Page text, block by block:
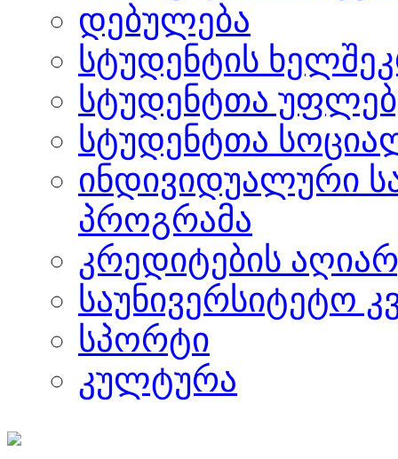
დებულება
სტუდენტის
სტუდენტთა
სტუდენტთა
ინდივიდუალური
პროგრამა
კრედიტების
საუნივერსიტეტო
სპორტი
კულტურა